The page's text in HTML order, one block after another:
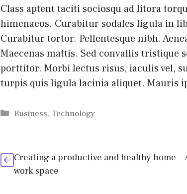
Class aptent taciti sociosqu ad litora
himenaeos. Curabitur sodales ligula in
Curabitur tortor. Pellentesque nibh.
Maecenas mattis. Sed convallis tristique
porttitor. Morbi lectus risus, iaculis vel,
turpis quis ligula lacinia aliquet. Mauris
Categories
Business, Technology
Creating a productive and healthy home
work space